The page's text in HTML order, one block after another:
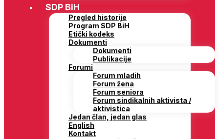
SDP BiH
Pregled historije
Program SDP BiH
Etički kodeks
Dokumenti
Dokumenti
Publikacije
Forumi
Forum mladih
Forum žena
Forum seniora
Forum sindikalnih aktivista /
aktivistica
Jedan član, jedan glas
English
Kontakt